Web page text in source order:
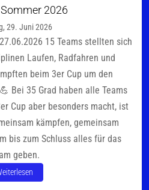
2026
29. Juni 2026
15 Teams stellten sich
Laufen, Radfahren und
beim 3er Cup um den
Bei 35 Grad haben alle Teams
Cup aber besonders macht, ist
kämpfen, gemeinsam
bis zum Schluss alles für das
geben.